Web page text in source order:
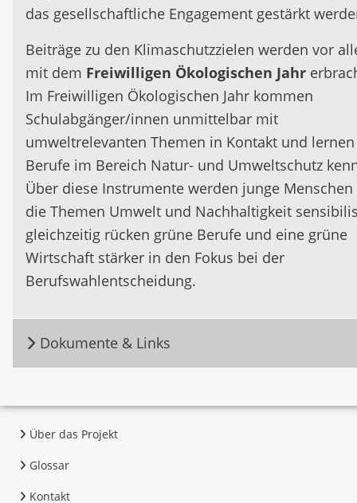
das gesellschaftliche Engagement gestärkt
Beiträge zu den Klimaschutzzielen werden vor
mit dem Freiwilligen Ökologischen Jahr
Im Freiwilligen Ökologischen Jahr kommen
Schulabgänger/innen unmittelbar mit
umweltrelevanten Themen in Kontakt und lernen
Berufe im Bereich Natur- und Umweltschutz
Über diese Instrumente werden junge
die Themen Umwelt und Nachhaltigkeit
gleichzeitig rücken grüne Berufe und eine grüne
Wirtschaft stärker in den Fokus bei der
Berufswahlentscheidung.
Dokumente & Links
Über das Projekt
Glossar
Kontakt